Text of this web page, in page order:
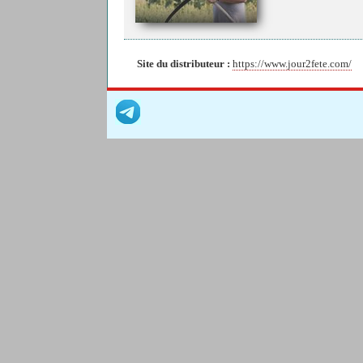
Site du distributeur : https://www.jour2fete.com/